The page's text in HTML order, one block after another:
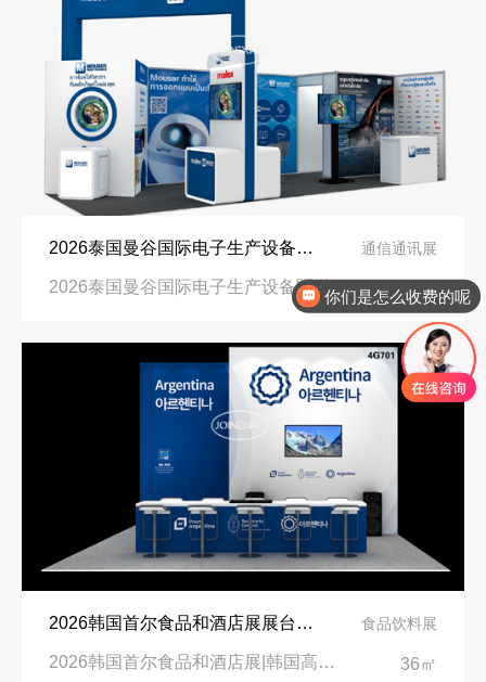
2026泰国曼谷国际电子生产设备暨微电子展览会展台设计搭建公司 通信通讯展
2026泰国曼谷国际电子生产设备暨微电子展览会|BITEC, Bangkok, Thailand 24㎡
2026韩国首尔食品和酒店展展台设计搭建公司 食品饮料展
2026韩国首尔食品和酒店展|韩国高阳国际展览中心 36㎡
再获殊荣！中励展览荣获世界制药原料中国展可持续金奖
看得见的品质：人民网对中励展览的采访报道
进博会倒计时5天！中励展览奋斗在进博会开幕式之前！
实力获誉｜新加坡电信致信致谢，中励展览圆满交付2026 MWC项目
粽情端午，展梦申城
沙特阿拉伯跨境氢能展全流程展台验收现场｜避坑验收指南
拓展新市场：不得不学的境外展览会参展指南
公司国外参展总结报告参考模板范文
埃及跨境展会搭建执行服务商｜扎根北非会展实地落地，拆解行业乱象，帮国内企业参展少踩 90% 的坑
索马里异地环保设备展可持续展台搭建：避开行业乱象，用模块化绿色方案拿下东非环保订单
你们是怎么收费的呢